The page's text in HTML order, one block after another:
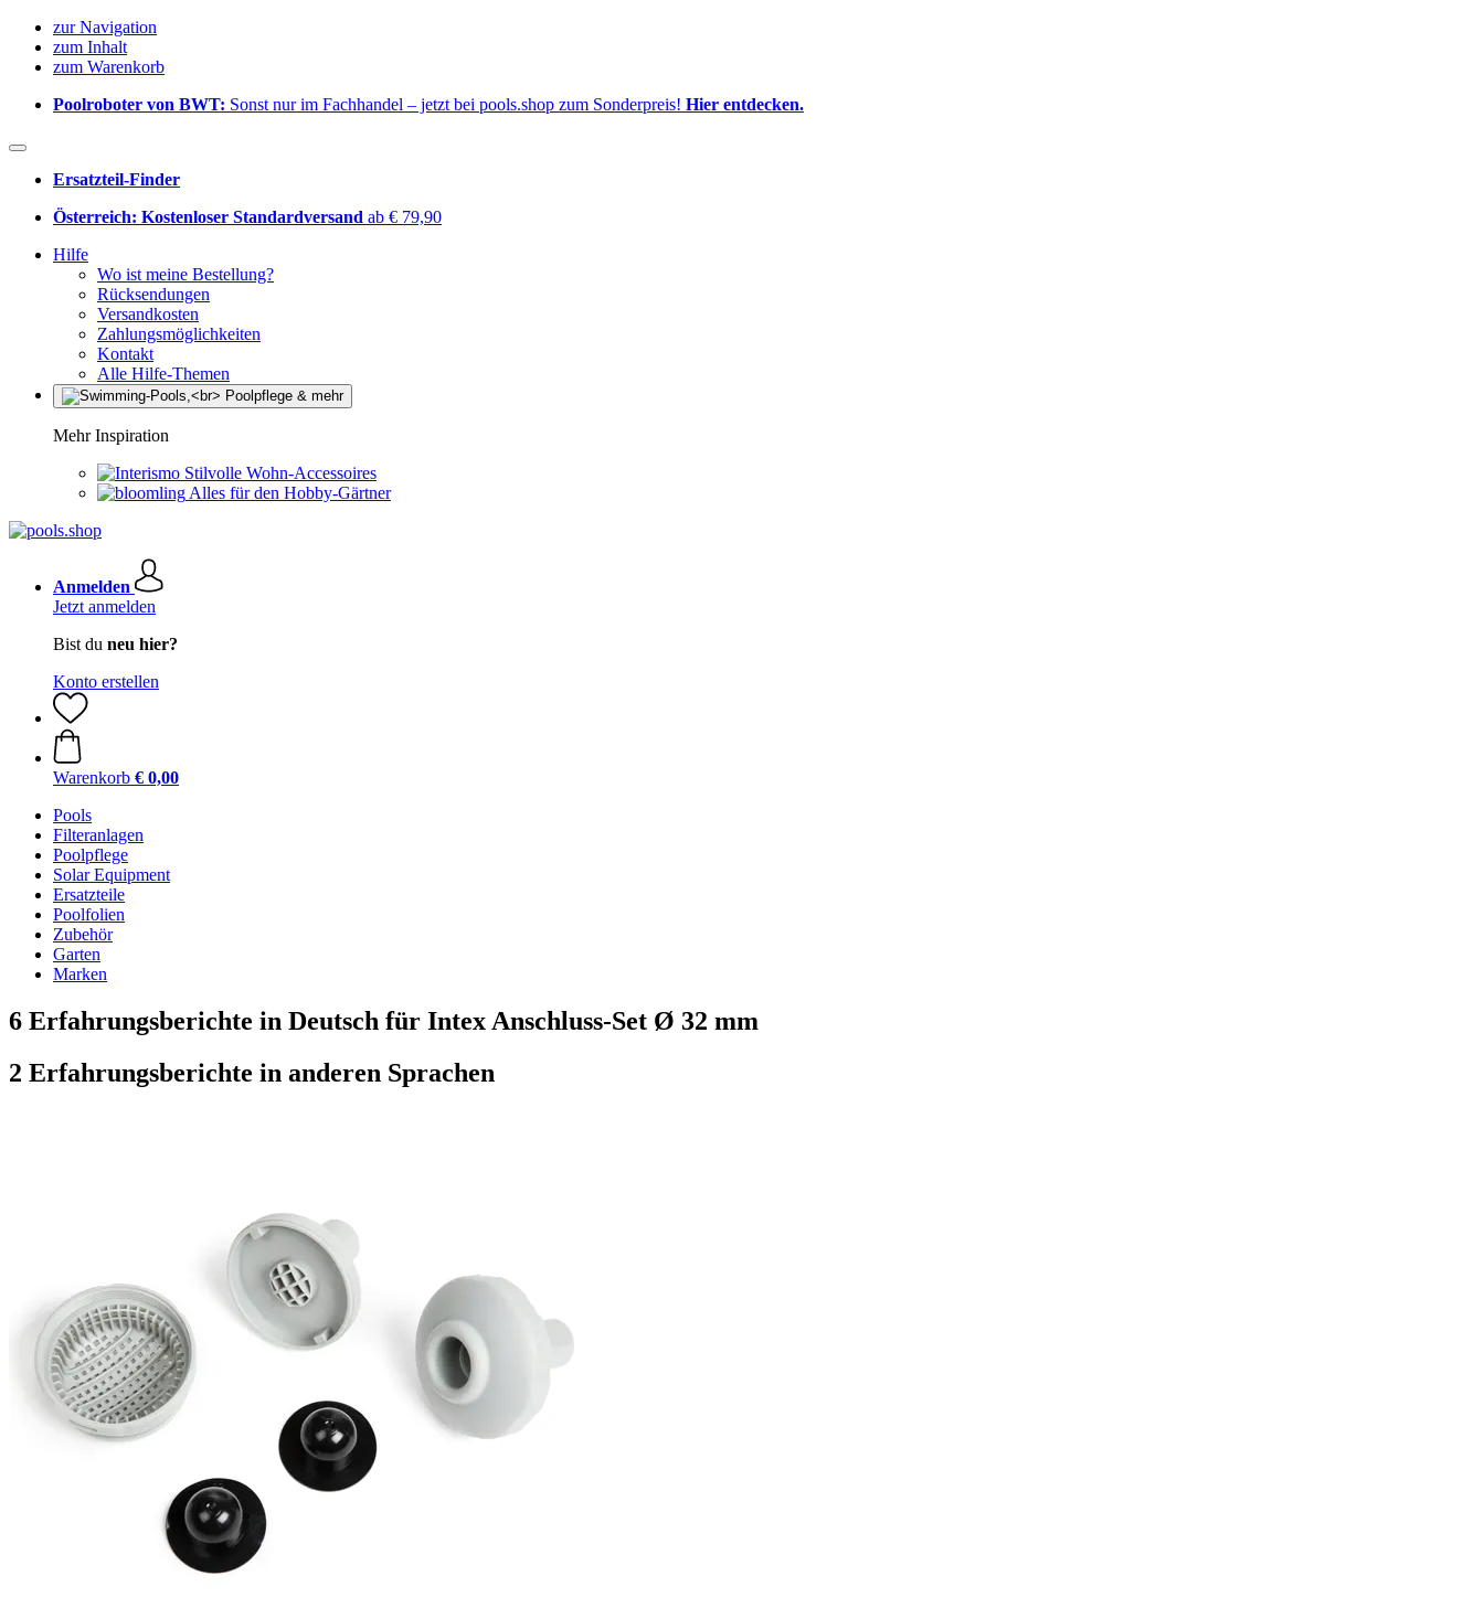
zur Navigation
zum Inhalt
zum Warenkorb
Poolroboter von BWT: Sonst nur im Fachhandel – jetzt bei pools.shop zum Sonderpreis! Hier entdecken.
Ersatzteil-Finder
Österreich: Kostenloser Standardversand ab € 79,90
Hilfe
Wo ist meine Bestellung?
Rücksendungen
Versandkosten
Zahlungsmöglichkeiten
Kontakt
Alle Hilfe-Themen
Mehr Inspiration
Stilvolle Wohn-Accessoires
Alles für den Hobby-Gärtner
Anmelden
Jetzt anmelden
Bist du neu hier?
Konto erstellen
Warenkorb € 0,00
Pools
Filteranlagen
Poolpflege
Solar Equipment
Ersatzteile
Poolfolien
Zubehör
Garten
Marken
6 Erfahrungsberichte in Deutsch für Intex Anschluss-Set Ø 32 mm
2 Erfahrungsberichte in anderen Sprachen